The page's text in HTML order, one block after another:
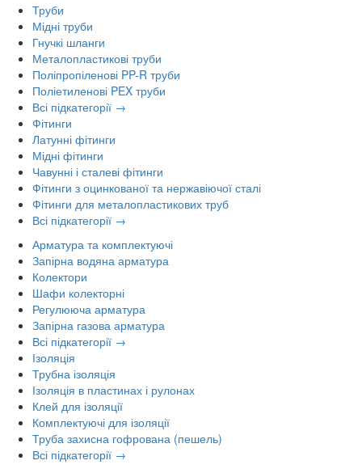
Труби
Мідні труби
Гнучкі шланги
Металопластикові труби
Поліпропіленові PP-R труби
Поліетиленові PEX труби
Всі підкатегорії →
Фітинги
Латунні фітинги
Мідні фітинги
Чавунні і сталеві фітинги
Фітинги з оцинкованої та нержавіючої сталі
Фітинги для металопластикових труб
Всі підкатегорії →
Арматура та комплектуючі
Запірна водяна арматура
Колектори
Шафи колекторні
Регулююча арматура
Запірна газова арматура
Всі підкатегорії →
Ізоляція
Трубна ізоляція
Ізоляція в пластинах і рулонах
Клей для ізоляції
Комплектуючі для ізоляції
Труба захисна гофрована (пешель)
Всі підкатегорії →